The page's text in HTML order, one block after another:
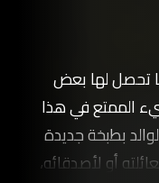
تحصل لها بعض
الممتع في هذا
بطبخة جديدة
أو لأصدقائه،